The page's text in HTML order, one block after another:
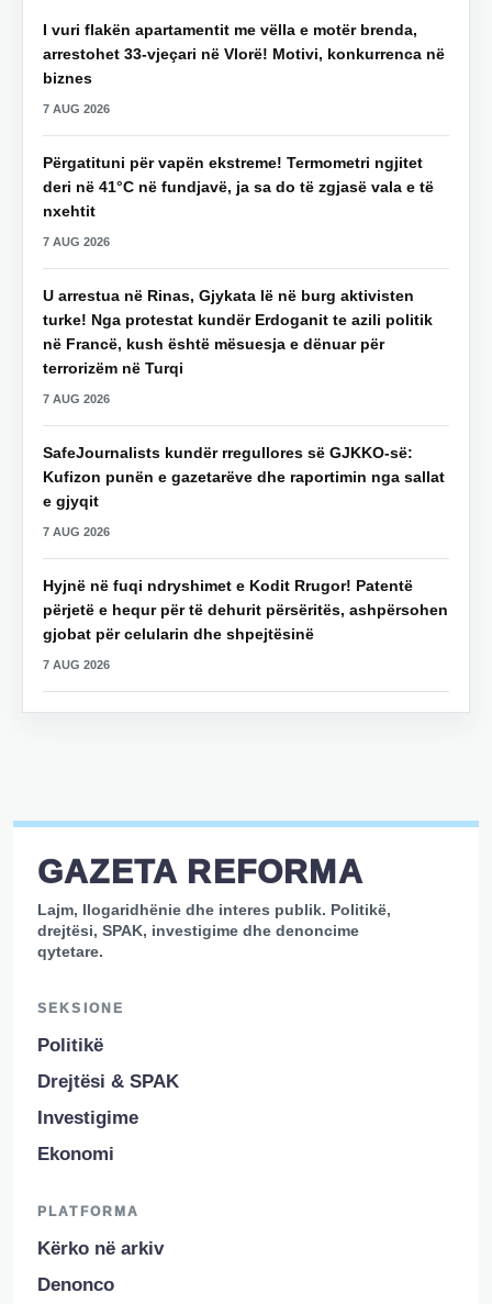
I vuri flakën apartamentit me vëlla e motër brenda,
arrestohet 33-vjeçari në Vlorë! Motivi, konkurrenca në
biznes
7 AUG 2026
Përgatituni për vapën ekstreme! Termometri ngjitet
deri në 41°C në fundjavë, ja sa do të zgjasë vala e të
nxehtit
7 AUG 2026
U arrestua në Rinas, Gjykata lë në burg aktivisten
turke! Nga protestat kundër Erdoganit te azili politik
në Francë, kush është mësuesja e dënuar për
terrorizëm në Turqi
7 AUG 2026
SafeJournalists kundër rregullores së GJKKO-së:
Kufizon punën e gazetarëve dhe raportimin nga sallat
e gjyqit
7 AUG 2026
Hyjnë në fuqi ndryshimet e Kodit Rrugor! Patentë
përjetë e hequr për të dehurit përsëritës, ashpërsohen
gjobat për celularin dhe shpejtësinë
7 AUG 2026
GAZETA REFORMA
Lajm, llogaridhënie dhe interes publik. Politikë,
drejtësi, SPAK, investigime dhe denoncime
qytetare.
SEKSIONE
Politikë
Drejtësi & SPAK
Investigime
Ekonomi
PLATFORMA
Kërko në arkiv
Denonco